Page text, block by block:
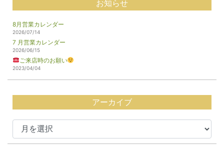
お知らせ
8月営業カレンダー
2026/07/14
7 月営業カレンダー
2026/06/15
ご来店時のお願い
2023/04/04
アーカイブ